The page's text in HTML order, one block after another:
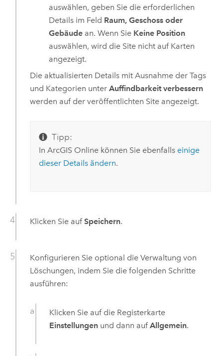
auswählen, geben Sie die erforderlichen
Details im Feld Raum, Geschoss oder
Gebäude an. Wenn Sie Keine Position
auswählen, wird die Site nicht auf Karten
angezeigt.
Die aktualisierten Details mit Ausnahme der Tags
und Kategorien unter Auffindbarkeit verbessern
werden auf der veröffentlichten Site angezeigt.
Tipp:
In ArcGIS Onlinekönnen Sie ebenfalls einige
dieser Details ändern.
Klicken Sie auf Speichern.
Konfigurieren Sie optional die Verwaltung von
Löschungen, indem Sie die folgenden Schritte
ausführen:
Klicken Sie auf die Registerkarte
Einstellungen und dann aufAllgemein.